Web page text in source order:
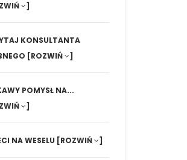
]
KONSULTANTA
[ROZWIŃ ]
POMYSŁ NA...
]
NA WESELU [ROZWIŃ ]